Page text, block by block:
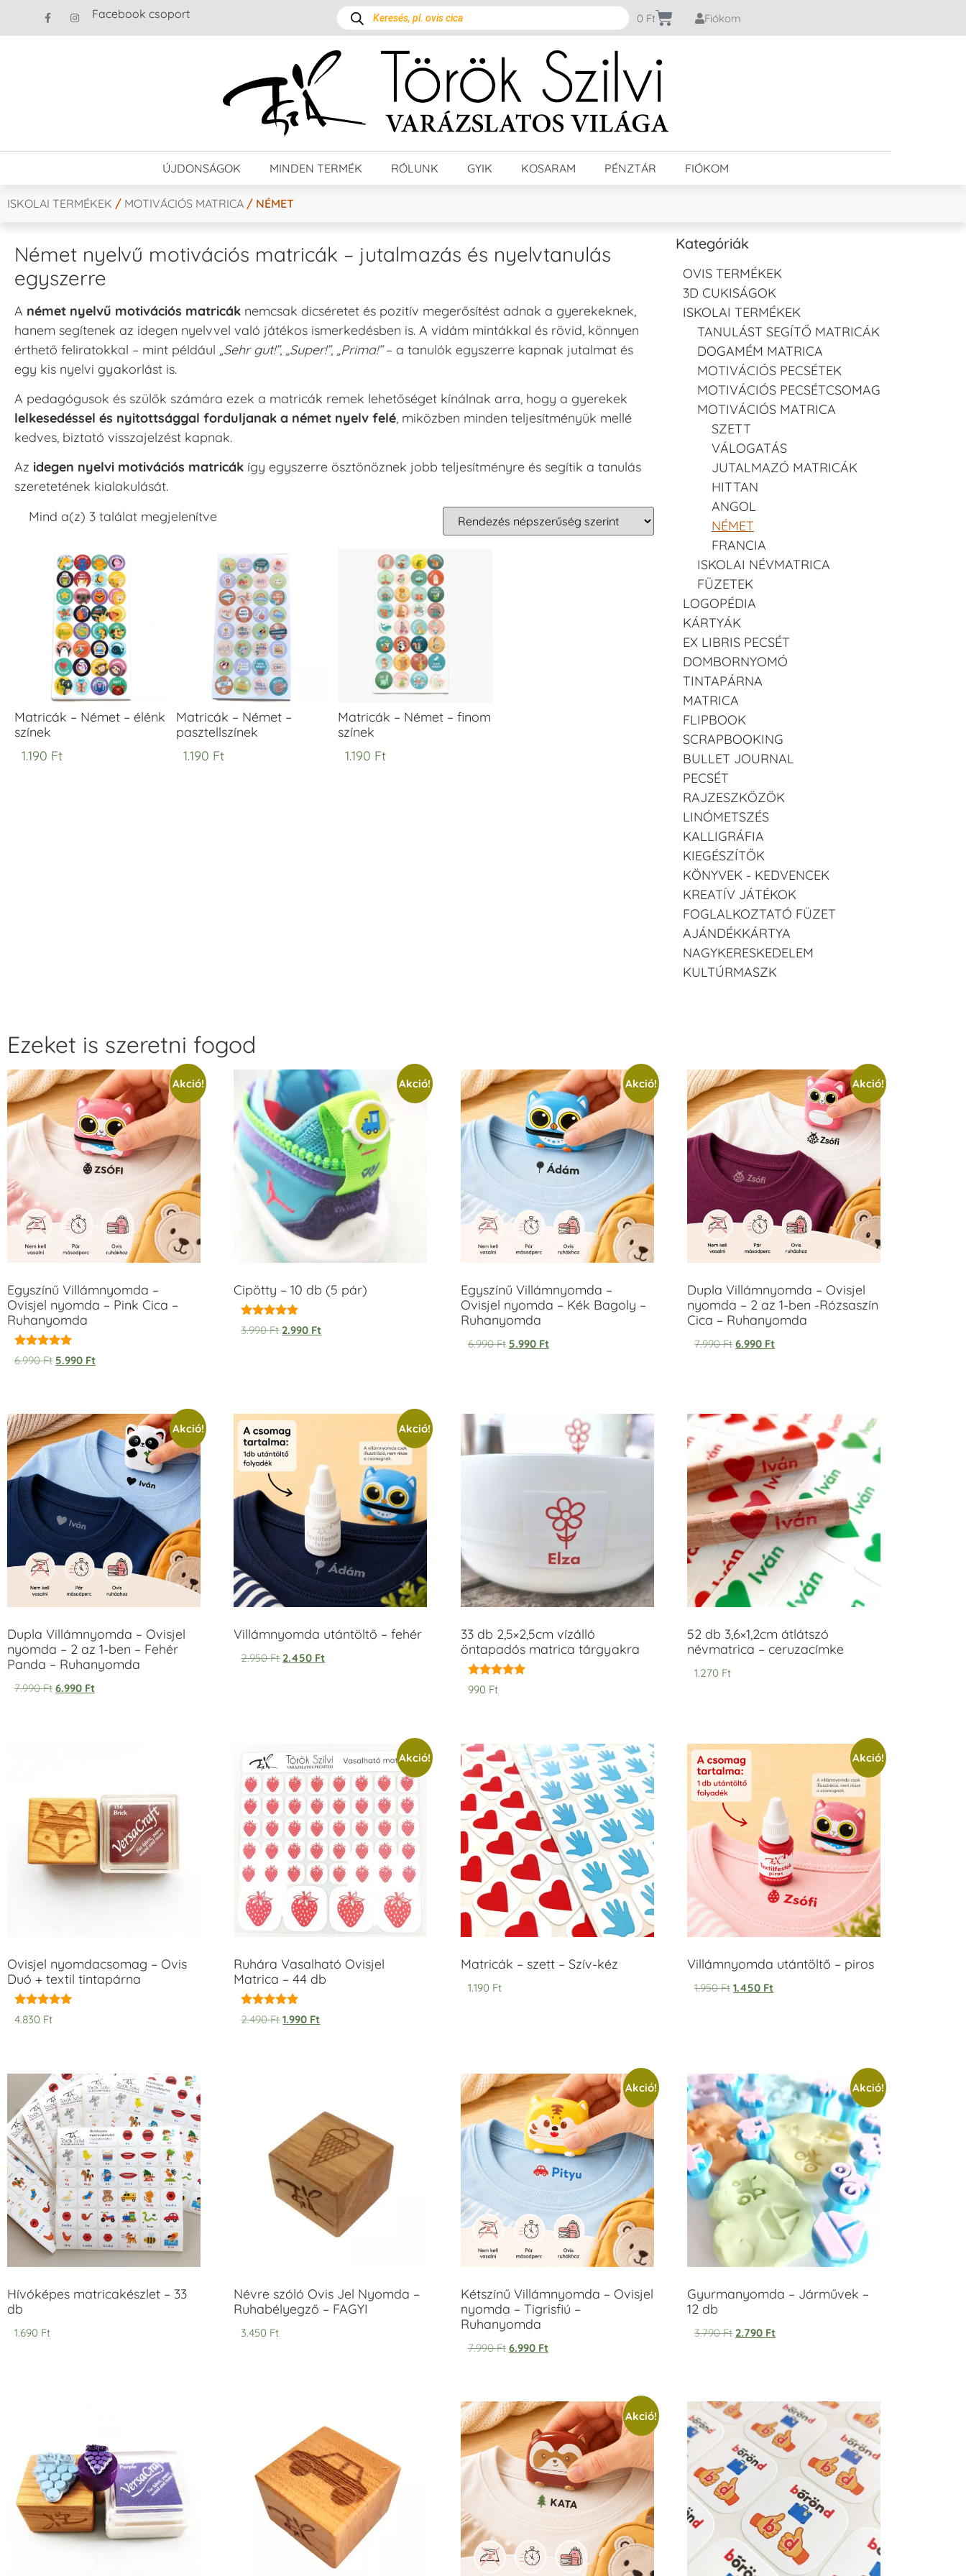
Facebook csoport 0 Ft Fiókom
ÚJDONSÁGOK MINDEN TERMÉK RÓLUNK GYIK KOSARAM PÉNZTÁR FIÓKOM
ISKOLAI TERMÉKEK / MOTIVÁCIÓS MATRICA / NÉMET
Német nyelvű motivációs matricák – jutalmazás és nyelvtanulás
egyszerre
A német nyelvű motivációs matricák nemcsak dicséretet és pozitív megerősítést adnak a gyerekeknek,
hanem segítenek az idegen nyelvvel való játékos ismerkedésben is. A vidám mintákkal és rövid, könnyen
érthető feliratokkal – mint például „Sehr gut!”, „Super!”, „Prima!”– a tanulók egyszerre kapnak jutalmat és
egy kis nyelvi gyakorlást is.
A pedagógusok és szülők számára ezek a matricák remek lehetőséget kínálnak arra, hogy a gyerekek
lelkesedéssel és nyitottsággal forduljanak a német nyelv felé, miközben minden teljesítményük mellé
kedves, biztató visszajelzést kapnak.
Az idegen nyelvi motivációs matricák így egyszerre ösztönöznek jobb teljesítményre és segítik a tanulás
szeretetének kialakulását.
Mind a(z) 3 találat megjelenítve
Matricák – Német – élénk
színek
1.190 Ft
Matricák – Német –
pasztellszínek
1.190 Ft
Matricák – Német – finom
színek
1.190 Ft
Kategóriák
OVIS TERMÉKEK
3D CUKISÁGOK
ISKOLAI TERMÉKEK
TANULÁST SEGÍTŐ MATRICÁK
DOGAMÉM MATRICA
MOTIVÁCIÓS PECSÉTEK
MOTIVÁCIÓS PECSÉTCSOMAG
MOTIVÁCIÓS MATRICA
SZETT
VÁLOGATÁS
JUTALMAZÓ MATRICÁK
HITTAN
ANGOL
NÉMET
FRANCIA
ISKOLAI NÉVMATRICA
FÜZETEK
LOGOPÉDIA
KÁRTYÁK
EX LIBRIS PECSÉT
DOMBORNYOMÓ
TINTAPÁRNA
MATRICA
FLIPBOOK
SCRAPBOOKING
BULLET JOURNAL
PECSÉT
RAJZESZKÖZÖK
LINÓMETSZÉS
KALLIGRÁFIA
KIEGÉSZÍTŐK
KÖNYVEK - KEDVENCEK
KREATÍV JÁTÉKOK
FOGLALKOZTATÓ FÜZET
AJÁNDÉKKÁRTYA
NAGYKERESKEDELEM
KULTÚRMASZK
Ezeket is szeretni fogod
Akció!
Egyszínű Villámnyomda –
Ovisjel nyomda – Pink Cica –
Ruhanyomda
Értékelés:
5.00
6.990Ft 5.990 Ft
Akció!
Cipötty – 10 db (5 pár)
Értékelés:
5.00
3.990Ft 2.990 Ft
Akció!
Egyszínű Villámnyomda –
Ovisjel nyomda – Kék Bagoly –
Ruhanyomda
6.990Ft 5.990 Ft
Akció!
Dupla Villámnyomda – Ovisjel
nyomda – 2 az 1-ben -Rózsaszín
Cica – Ruhanyomda
7.990Ft 6.990 Ft
Akció!
Dupla Villámnyomda – Ovisjel
nyomda – 2 az 1-ben – Fehér
Panda – Ruhanyomda
7.990Ft 6.990 Ft
Akció!
Villámnyomda utántöltő – fehér
2.950Ft 2.450 Ft
33 db 2,5×2,5cm vízálló
öntapadós matrica tárgyakra
Értékelés:
5.00
990 Ft
52 db 3,6×1,2cm átlátszó
névmatrica – ceruzacímke
1.270 Ft
Ovisjel nyomdacsomag – Ovis
Duó + textil tintapárna
Értékelés:
5.00
4.830 Ft
Akció!
Ruhára Vasalható Ovisjel
Matrica – 44 db
Értékelés:
5.00
2.490Ft 1.990 Ft
Matricák – szett – Szív-kéz
1.190 Ft
Akció!
Villámnyomda utántöltő – piros
1.950Ft 1.450 Ft
Hívóképes matricakészlet – 33
db
1.690 Ft
Névre szóló Ovis Jel Nyomda –
Ruhabélyegző – FAGYI
3.450 Ft
Akció!
Kétszínű Villámnyomda – Ovisjel
nyomda – Tigrisfiú –
Ruhanyomda
7.990Ft 6.990 Ft
Akció!
Gyurmanyomda – Járművek –
12 db
3.790Ft 2.790 Ft
Akció!